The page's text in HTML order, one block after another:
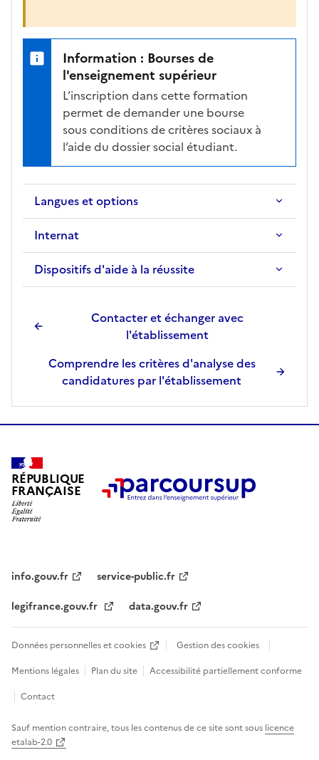
Information : Bourses de
l'enseignement supérieur
L’inscription dans cette formation
permet de demander une bourse
sous conditions de critères sociaux à
l’aide du dossier social étudiant.
Langues et options
Internat
Dispositifs d'aide à la réussite
Contacter et échanger avec
l'établissement
Comprendre les critères d'analyse des
candidatures par l'établissement
RÉPUBLIQUE
FRANÇAISE
info.gouv.fr
service-public.fr
legifrance.gouv.fr
data.gouv.fr
Données personnelles et cookies
Gestion des cookies
Mentions légales
Plan du site
Accessibilité partiellement conforme
Contact
Sauf mention contraire, tous les contenus de ce site sont sous licence
etalab-2.0